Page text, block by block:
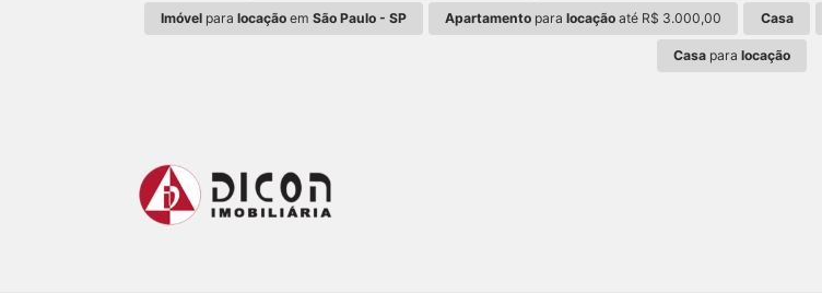
Imóvelpara locaçãoem São Paulo - SP Apartamento paralocação até R$ 3.000,00 Casa
Casa para locação